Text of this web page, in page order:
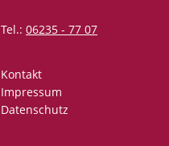
Tel.: 06235 - 77 07
Kontakt
Impressum
Datenschutz